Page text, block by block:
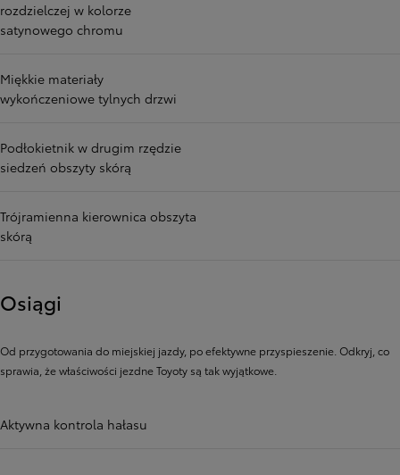
rozdzielczej w kolorze
satynowego chromu
Miękkie materiały
wykończeniowe tylnych drzwi
Podłokietnik w drugim rzędzie
siedzeń obszyty skórą
Trójramienna kierownica obszyta
skórą
Osiągi
Od przygotowania do miejskiej jazdy, po efektywne przyspieszenie. Odkryj, co
sprawia, że ​​właściwości jezdne Toyoty są tak wyjątkowe.
Aktywna kontrola hałasu